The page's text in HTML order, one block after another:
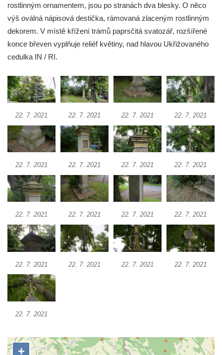
Kříž u domu čp. 155 v Chřibské
Údajný kříž u domu čp. 283 ve Chřibské
Kříž na návsi v Bukolu
Kříž u silnice z Chouče do Mirošovic
Centrální kříž hřbitova v Chouči
Kříž na rozcestí v Záluží
Kříž v ulici V Zátiší v Dobříni
Boží muka u domu čp. 392 na rohu ulic Na
Kříž v centru Liběšic
Kříž na návsi v Chouči
Boží muka na rozcestí východně od Chouče
Kříž na návsi v Lužici
Kříž na návsi v Dobrčicích
Kříž u domu čp. 3 v Chrámcích
Kříž u polní cesty severozápadně od Kozel
Údajný kříž na návsi v Kozlech
Centrální kříž hřbitova v Kozlech
Pamětní kříž na Lovoši
rostlinným ornamentem, jsou po stranách dva blesky. O něco
výš oválná nápisová destička, rámovaná zlaceným rostlinným
dekorem. V místě křížení trámů paprsčitá svatozář, rozšířené
konce břeven vyplňuje reliéf květiny, nad hlavou Ukřižovaného
cedulka IN / RI.
22. 7. 2021 22. 7. 2021 22. 7. 2021 22. 7. 2021
22. 7. 2021 22. 7. 2021 22. 7. 2021 22. 7. 2021
22. 7. 2021 22. 7. 2021 22. 7. 2021 22. 7. 2021
22. 7. 2021 22. 7. 2021 22. 7. 2021 22. 7. 2021
22. 7. 2021